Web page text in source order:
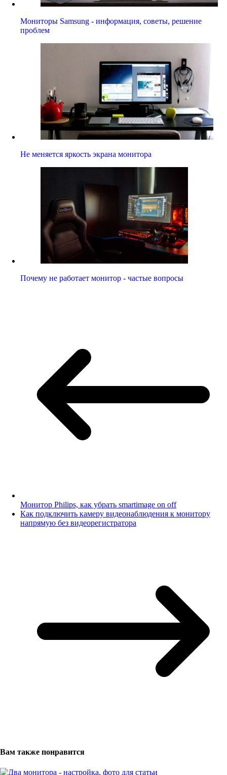
Мониторы Samsung - информация, советы, решение
проблем
Не меняется яркость экрана монитора
Почему не работает монитор - частые вопросы
Монитор Philips, как убрать smartimage on off
Как подключить камеру видеонаблюдения к монитору
напрямую без видеорегистратора
Вам также понравится